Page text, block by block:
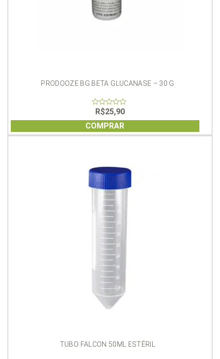
PRODOOZE BG BETA GLUCANASE – 30 G
out
of
5
R$25,90
COMPRAR
TUBO FALCON 50ML ESTÉRIL